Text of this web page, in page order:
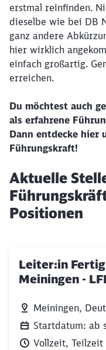
erstmal reinfinden.
dieselbe wie bei DB
ganz andere
hier wirklich
einfach großartig.
erreichen.
Du möchtest auch
als erfahrene
Dann entdecke hier
Führungskraft!
Aktuelle
Positionen
Leiter:in
Meiningen -
Meiningen,
Startdatum: ab
Vollzeit, Teilzeit